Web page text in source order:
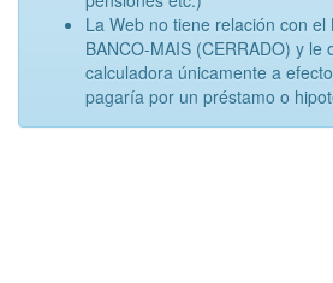
La Web no tiene relación con
BANCO-MAIS (CERRADO) y le
calculadora únicamente a
pagaría por un préstamo o